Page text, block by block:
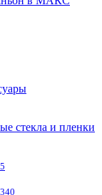
стекла и пленки